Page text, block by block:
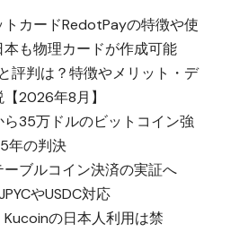
カードRedotPayの特徴や使
も物理カードが作成可能
評判は？特徴やメリット・デ
2026年8月】
ら35万ドルのビットコイン強
年の判決
ーブルコイン決済の実証へ
やUSDC対応
Kucoinの日本人利用は禁